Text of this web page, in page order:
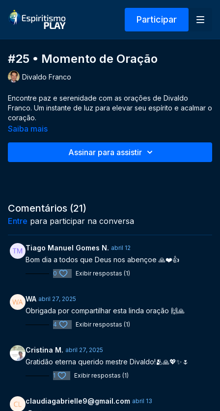
Participar
#25 • Momento de Oração
Divaldo Franco
Encontre paz e serenidade com as orações de Divaldo
Franco. Um instante de luz para elevar seu espírito e acalmar o
coração.
Saiba mais
Assinar para assistir
Comentários (21)
Entre para participar na conversa
Tiago Manuel Gomes N. abril 12
Bom dia a todos que Deus nos abençoe 🙏❤️👍
0 Exibir respostas (1)
WA abril 27, 2025
Obrigada por compartilhar esta linda oração 🙌🙏
4 Exibir respostas (1)
Cristina M. abril 27, 2025
Gratidão eterna querido mestre Divaldo!🫂🙏💖✨️🌷
1 Exibir respostas (1)
claudiagabrielle9@gmail.com abril 13